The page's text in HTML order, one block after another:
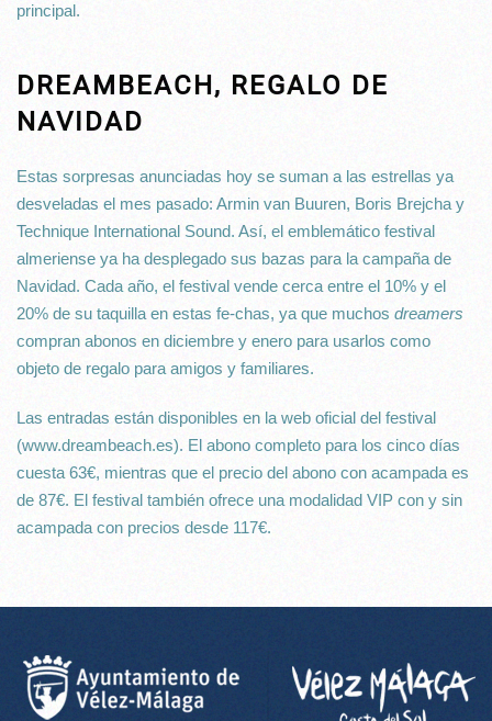
principal.
DREAMBEACH, REGALO DE
NAVIDAD
Estas sorpresas anunciadas hoy se suman a las estrellas ya
desveladas el mes pasado: Armin van Buuren, Boris Brejcha y
Technique International Sound. Así, el emblemático festival
almeriense ya ha desplegado sus bazas para la campaña de
Navidad. Cada año, el festival vende cerca entre el 10% y el
20% de su taquilla en estas fe-chas, ya que muchos dreamers
compran abonos en diciembre y enero para usarlos como
objeto de regalo para amigos y familiares.
Las entradas están disponibles en la web oficial del festival
(www.dreambeach.es). El abono completo para los cinco días
cuesta 63€, mientras que el precio del abono con acampada es
de 87€. El festival también ofrece una modalidad VIP con y sin
acampada con precios desde 117€.